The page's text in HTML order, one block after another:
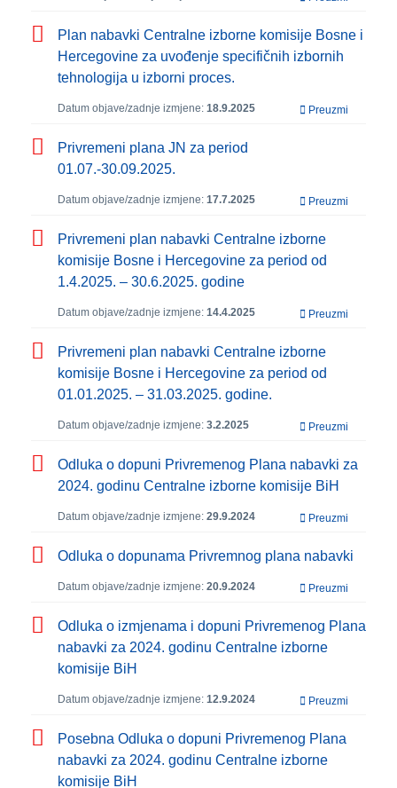
Plan nabavki Centralne izborne komisije Bosne i
Hercegovine za uvođenje specifičnih izbornih
tehnologija u izborni proces.
Datum objave/zadnje izmjene: 18.9.2025 Preuzmi
Privremeni plana JN za period
01.07.-30.09.2025.
Datum objave/zadnje izmjene: 17.7.2025 Preuzmi
Privremeni plan nabavki Centralne izborne
komisije Bosne i Hercegovine za period od
1.4.2025. – 30.6.2025. godine
Datum objave/zadnje izmjene: 14.4.2025 Preuzmi
Privremeni plan nabavki Centralne izborne
komisije Bosne i Hercegovine za period od
01.01.2025. – 31.03.2025. godine.
Datum objave/zadnje izmjene: 3.2.2025 Preuzmi
Odluka o dopuni Privremenog Plana nabavki za
2024. godinu Centralne izborne komisije BiH
Datum objave/zadnje izmjene: 29.9.2024 Preuzmi
Odluka o dopunama Privremnog plana nabavki
Datum objave/zadnje izmjene: 20.9.2024 Preuzmi
Odluka o izmjenama i dopuni Privremenog Plana
nabavki za 2024. godinu Centralne izborne
komisije BiH
Datum objave/zadnje izmjene: 12.9.2024 Preuzmi
Posebna Odluka o dopuni Privremenog Plana
nabavki za 2024. godinu Centralne izborne
komisije BiH